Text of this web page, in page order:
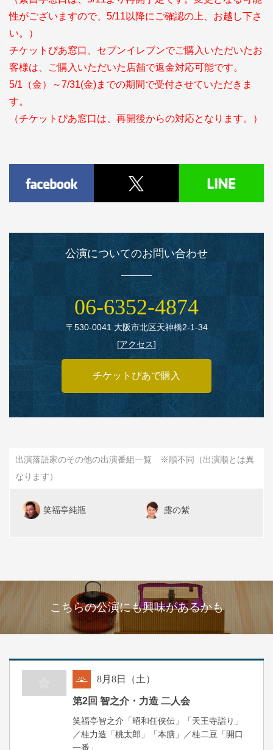
性がございますので、5/11以降にご確認の上、お越し下さ
い。）
チケットぴあ窓口、セブンイレブンでご購入いただいたお
客様は、ご購入いただいた店舗で返金対応可能です。
5/1（金）～7/31(金)までの期間で受付させていただきま
す。
（チケットぴあ窓口は、再開後からの対応となります。）
公演についてのお問い合わせ
06‑6352‑4874
〒530‑0041 大阪市北区天神橋2‑1‑34
[アクセス]
チケットぴあで購入
出演落語家のその他の出演番組一覧 ※順不同（出演順とは異
なります）
笑福亭純瓶 露の紫
こちらの公演にも興味があるかも
8月8日（土）
第2回 智之介・力造 二人会
笑福亭智之介「昭和任侠伝」「天王寺詣り」
／桂力造「桃太郎」「本膳」／桂二豆「開口
一番」